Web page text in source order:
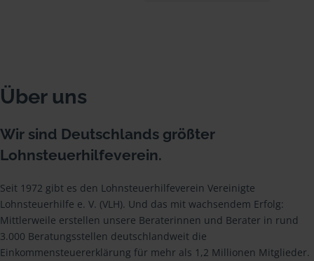
Über uns
Wir sind Deutschlands größter
Lohnsteuerhilfeverein.
Seit 1972 gibt es den Lohnsteuerhilfeverein Vereinigte
Lohnsteuerhilfe e. V. (VLH). Und das mit wachsendem Erfolg:
Mittlerweile erstellen unsere Beraterinnen und Berater in rund
3.000 Beratungsstellen deutschlandweit die
Einkommensteuererklärung für mehr als 1,2 Millionen Mitglieder.